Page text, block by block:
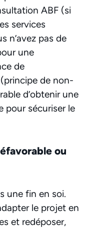
ABF (si
services
n’avez pas de
une
de
de non-
d’obtenir une
pour sécuriser le
ou
une fin en soi.
le projet en
et redéposer,